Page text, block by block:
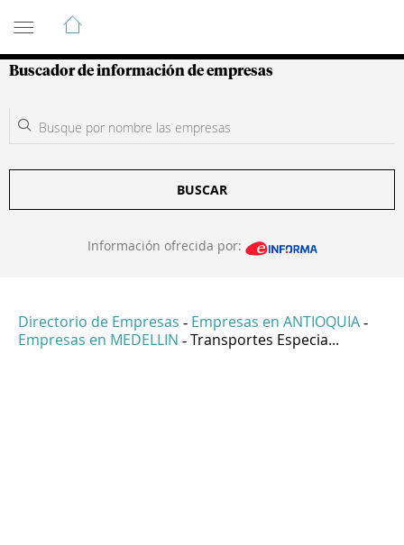
Guía de Empresas Colombianas
Buscador de información de empresas
BUSCAR
Información ofrecida por:
Directorio de Empresas - Empresas en ANTIOQUIA -
Empresas en MEDELLIN - Transportes Especia...